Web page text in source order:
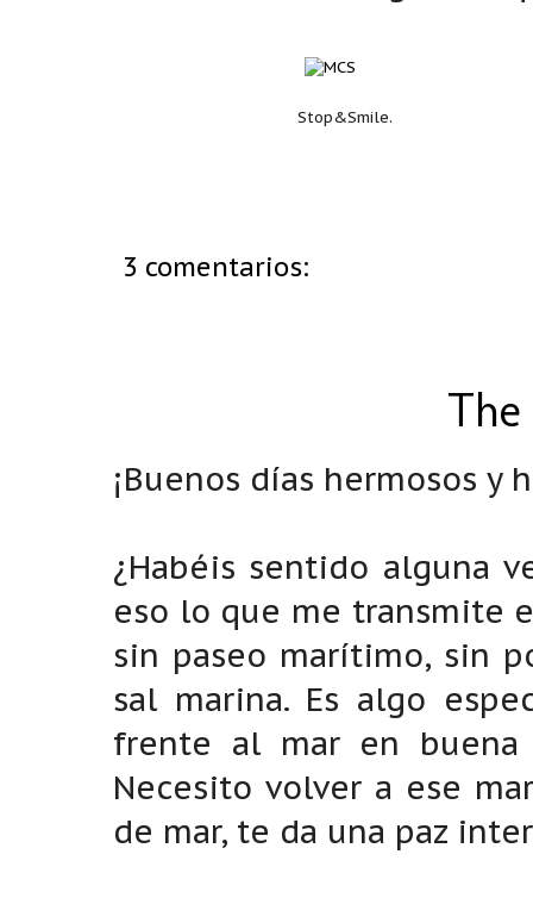
Stop&Smile.
3 comentarios:
¡Buenos días hermosos y
¿Habéis sentido alguna
eso lo que me transmite
sin paseo marítimo, sin
sal marina. Es algo
frente al mar en buena
Necesito volver a ese
de mar, te da una paz